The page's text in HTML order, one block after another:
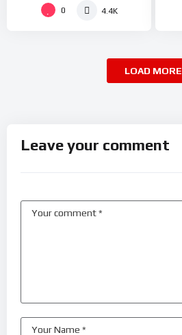
0 4.4K
LOAD MORE
Leave your comment